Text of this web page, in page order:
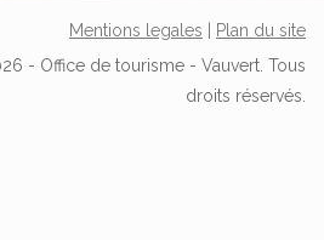
Mentions legales
Plan du site
- Office de tourisme - Vauvert. Tous
droits réservés.